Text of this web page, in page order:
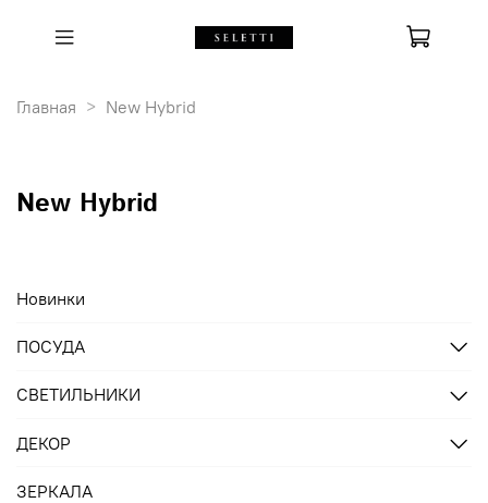
Главная New Hybrid
New Hybrid
Новинки
ПОСУДА
СВЕТИЛЬНИКИ
ДЕКОР
ЗЕРКАЛА